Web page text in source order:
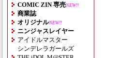
COMIC ZIN 専売NEW!!
商業誌
オリジナルNEW!!
ニンジャスレイヤー
アイドルマスター
シンデレラガールズ